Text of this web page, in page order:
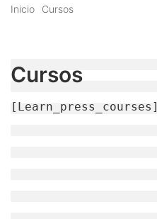
Inicio Cursos
Cursos
[Learn_press_courses]